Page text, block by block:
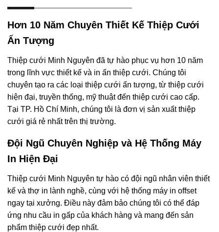
Hơn 10 Năm Chuyên Thiết Kế Thiệp Cưới
Ấn Tượng
Thiệp cưới Minh Nguyên đã tự hào phục vụ hơn 10 năm
trong lĩnh vực thiết kế và in ấn thiệp cưới. Chúng tôi
chuyên tạo ra các loại thiệp cưới ấn tượng, từ thiệp cưới
hiện đại, truyền thống, mỹ thuật đến thiệp cưới cao cấp.
Tại TP. Hồ Chí Minh, chúng tôi là đơn vị sản xuất thiệp
cưới giá rẻ nhất trên thị trường.
Đội Ngũ Chuyên Nghiệp và Hệ Thống Máy
In Hiện Đại
Thiệp cưới Minh Nguyên tự hào có đội ngũ nhân viên thiết
kế và thợ in lành nghề, cùng với hệ thống máy in offset
ngay tại xưởng. Điều này đảm bảo chúng tôi có thể đáp
ứng nhu cầu in gấp của khách hàng và mang đến sản
phẩm thiệp cưới đẹp nhất.